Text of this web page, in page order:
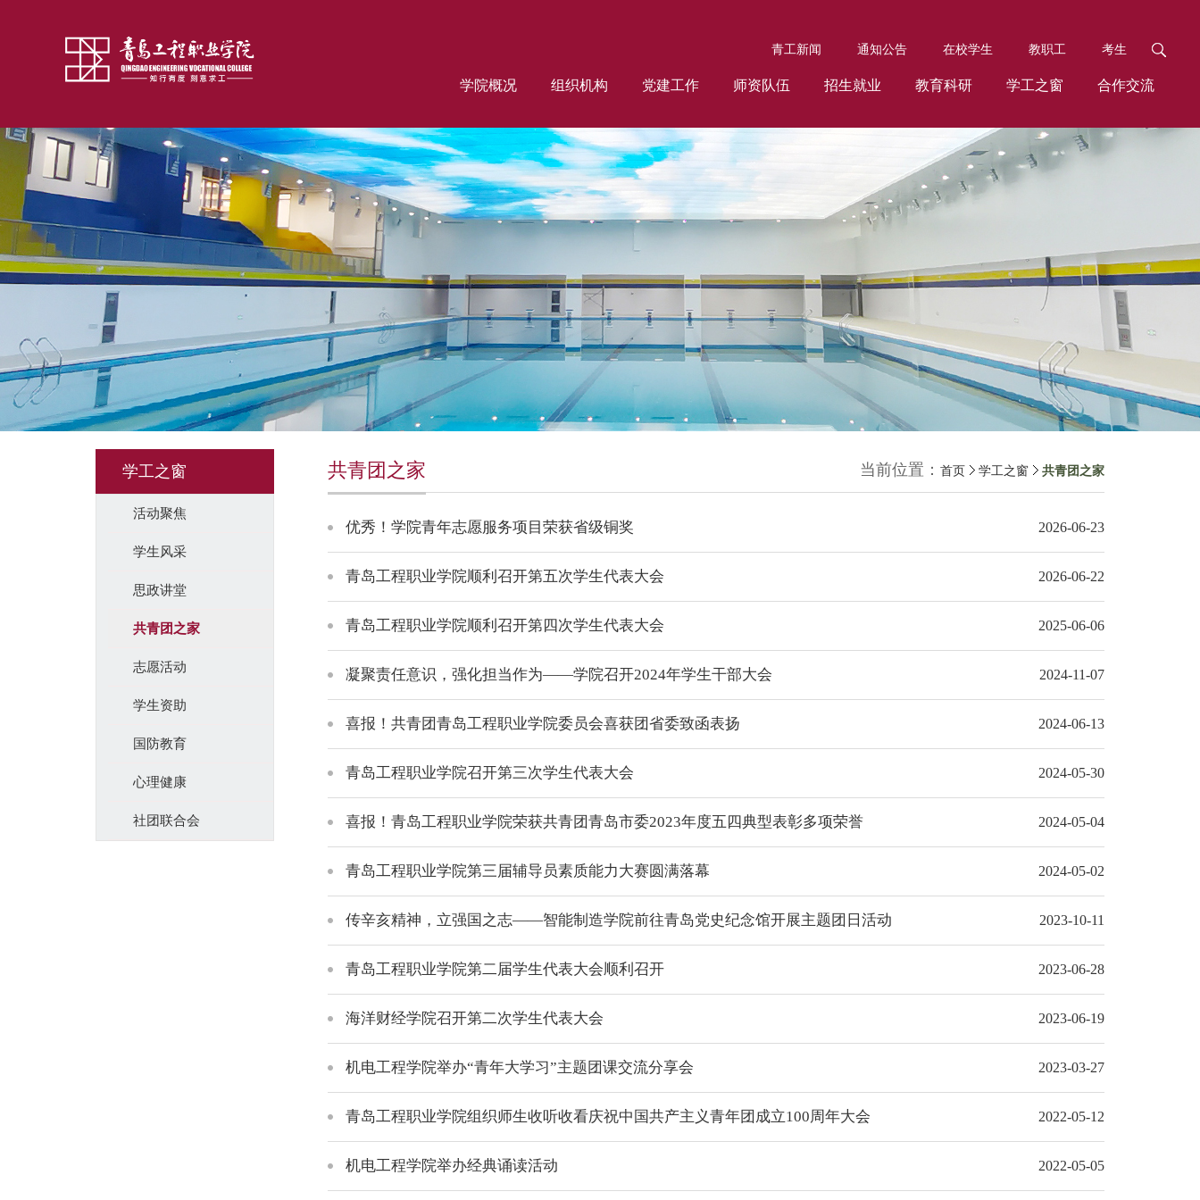
青工新闻 通知公告 在校学生 教职工 考生
学院概况 组织机构 党建工作 师资队伍 招生就业 教育科研 学工之窗 合作交流
学工之窗
活动聚焦
学生风采
思政讲堂
共青团之家
志愿活动
学生资助
国防教育
心理健康
社团联合会
当前位置： 首页 学工之窗 共青团之家
共青团之家
优秀！学院青年志愿服务项目荣获省级铜奖 2026-06-23
青岛工程职业学院顺利召开第五次学生代表大会 2026-06-22
青岛工程职业学院顺利召开第四次学生代表大会 2025-06-06
凝聚责任意识，强化担当作为——学院召开2024年学生干部大会 2024-11-07
喜报！共青团青岛工程职业学院委员会喜获团省委致函表扬 2024-06-13
青岛工程职业学院召开第三次学生代表大会 2024-05-30
喜报！青岛工程职业学院荣获共青团青岛市委2023年度五四典型表彰多项荣誉 2024-05-04
青岛工程职业学院第三届辅导员素质能力大赛圆满落幕 2024-05-02
传辛亥精神，立强国之志——智能制造学院前往青岛党史纪念馆开展主题团日活动 2023-10-11
青岛工程职业学院第二届学生代表大会顺利召开 2023-06-28
海洋财经学院召开第二次学生代表大会 2023-06-19
机电工程学院举办“青年大学习”主题团课交流分享会 2023-03-27
青岛工程职业学院组织师生收听收看庆祝中国共产主义青年团成立100周年大会 2022-05-12
机电工程学院举办经典诵读活动 2022-05-05